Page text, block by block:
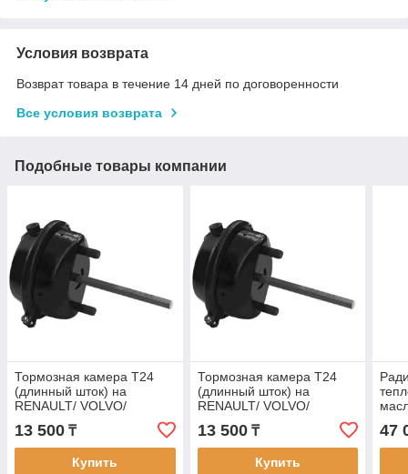
Условия возврата
Возврат товара в течение 14 дней по договоренности
Все условия возврата
Подобные товары компании
Тормозная камера T24
(длинный шток) на
RENAULT/ VOLVO/
MERCEDES/ DAF/ IVECO/
MAN/ SCANIA/ BPW/
КАМАЗ, РЕНО,
13 500 ₸
Купить
Тормозная камера T24
(длинный шток) на
RENAULT/ VOLVO/
MERCEDES/ DAF/ IVECO/
MAN/ SCANIA/ BPW/
КАМАЗ, РЕНО,
13 500₸
Купить
BZT
47